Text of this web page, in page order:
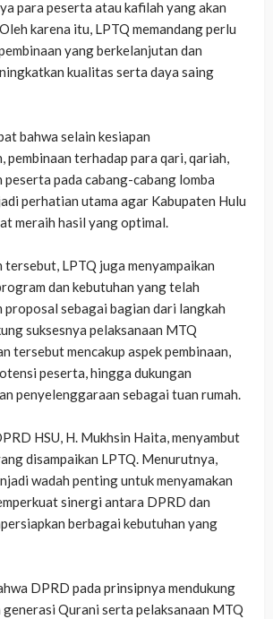
para peserta atau kafilah yang akan
karena itu, LPTQ memandang perlu
yang berkelanjutan dan
kualitas serta daya saing
bahwa selain kesiapan
pembinaan terhadap para qari, qariah,
peserta pada cabang-cabang lomba
perhatian utama agar Kabupaten Hulu
meraih hasil yang optimal.
tersebut, LPTQ juga menyampaikan
dan kebutuhan yang telah
proposal sebagai bagian dari langkah
suksesnya pelaksanaan MTQ
tersebut mencakup aspek pembinaan,
peserta, hingga dukungan
penyelenggaraan sebagai tuan rumah.
HSU, H. Mukhsin Haita, menyambut
disampaikan LPTQ. Menurutnya,
wadah penting untuk menyamakan
sinergi antara DPRD dan
berbagai kebutuhan yang
DPRD pada prinsipnya mendukung
generasi Qurani serta pelaksanaan MTQ